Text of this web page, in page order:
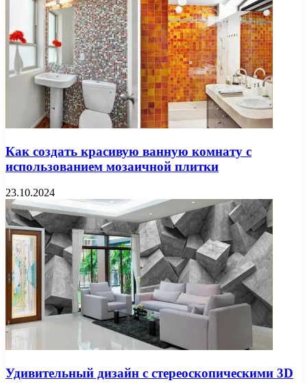
Как создать красивую ванную комнату с
использованием мозаичной плитки
23.10.2024
Удивительный дизайн с стереоскопическими 3D